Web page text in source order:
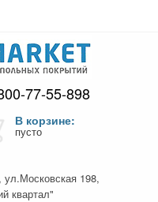
77-55-898
В корзине:
пусто
ул.Московская 198,
квартал"